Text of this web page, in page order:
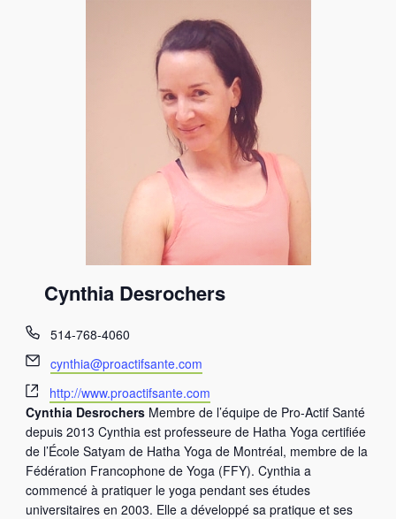
Cynthia Desrochers
T
l
é
p
h
o
n
e
514-768-4060
E
m
a
i
l
cynthia@proactifsante.com
S
i
t
e
w
e
b
http://www.proactifsante.com
Cynthia DesrochersMembre de l’équipe de Pro-Actif Santé
depuis 2013 Cynthia est professeure de Hatha Yoga certifiée
de l’École Satyam de Hatha Yoga de Montréal, membre de la
Fédération Francophone de Yoga (FFY). Cynthia a
commencé à pratiquer le yoga pendant ses études
universitaires en 2003. Elle a développé sa pratique et ses